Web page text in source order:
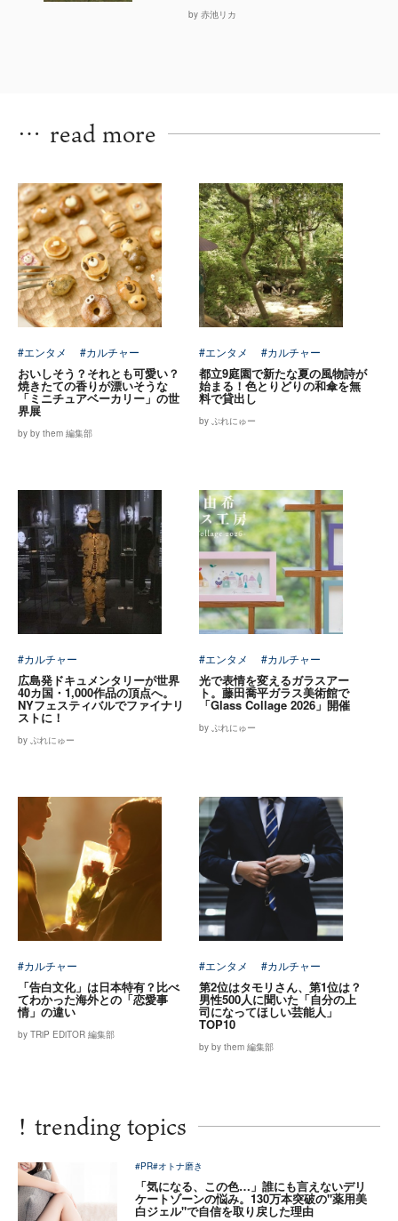
by 赤池リカ
… read more
#エンタメ #カルチャー
おいしそう？それとも可愛い？
焼きたての香りが漂いそうな
「ミニチュアベーカリー」の世
界展
by by them 編集部
#エンタメ #カルチャー
都立9庭園で新たな夏の風物詩が
始まる！色とりどりの和傘を無
料で貸出し
by ぷれにゅー
#カルチャー
広島発ドキュメンタリーが世界
40カ国・1,000作品の頂点へ。
NYフェスティバルでファイナリ
ストに！
by ぷれにゅー
#エンタメ #カルチャー
光で表情を変えるガラスアー
ト。藤田喬平ガラス美術館で
「Glass Collage 2026」開催
by ぷれにゅー
#カルチャー
「告白文化」は日本特有？比べ
てわかった海外との「恋愛事
情」の違い
by TRiP EDiTOR 編集部
#エンタメ #カルチャー
第2位はタモリさん、第1位は？
男性500人に聞いた「自分の上
司になってほしい芸能人」
TOP10
by by them 編集部
! trending topics
#PR#オトナ磨き
「気になる、この色…」誰にも言えないデリ
ケートゾーンの悩み。130万本突破の"薬用美
白ジェル"で自信を取り戻した理由